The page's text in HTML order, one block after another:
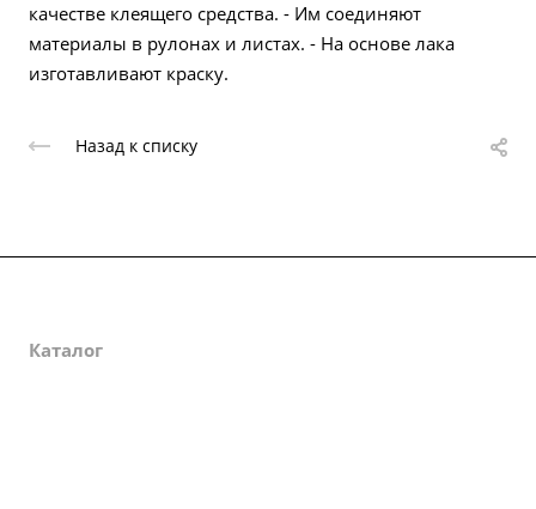
качестве клеящего средства. - Им соединяют
материалы в рулонах и листах. - На основе лака
изготавливают краску.
Назад к списку
Каталог